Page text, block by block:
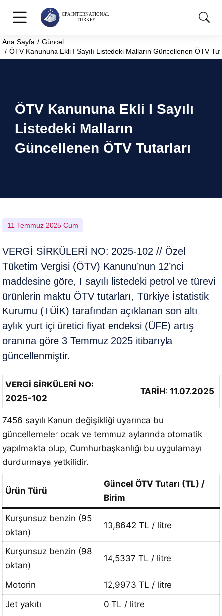
You are here:
Ana Sayfa
Güncel
ÖTV Kanununa Ekli I Sayılı Listedeki Malların Güncellenen ÖTV
ÖTV Kanununa Ekli I Sayılı
Listedeki Malların
Güncellenen ÖTV Tutarları
11 Temmuz 2025 Cum
VERGİ SİRKÜLERİ NO: 2025-102 // Özel
Tüketim Vergisi (ÖTV) Kanunu’nun 12’nci
maddesine göre, I sayılı listedeki petrol ve türevi
ürünlerin maktu ÖTV tutarları, Türkiye İstatistik
Kurumu (TÜİK) tarafından açıklanan son altı
aylık yurt içi üretici fiyat endeksi (ÜFE) artış
oranına göre 3 Temmuz 2025 itibarıyla
güncellenmiştir.
VERGİ SİRKÜLERİ NO:
2025-102
TARİH: 11.07.2025
7456 sayılı Kanun değişikliği uyarınca bu
güncellemeler ocak ve temmuz aylarında otomatik
yapılmakta olup, Cumhurbaşkanlığı bu uygulamayı
durdurmaya yetkilidir.
Ürün Türü
Güncel ÖTV Tutarı (TL) /
Birim
Kurşunsuz benzin (95
oktan)
13,8642 TL / litre
Kurşunsuz benzin (98
oktan)
14,5337 TL / litre
Motorin
12,9973 TL / litre
Jet yakıtı
0 TL / litre